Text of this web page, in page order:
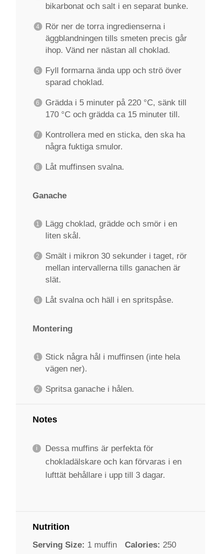
bikarbonat och salt i en separat bunke.
Rör ner de torra ingredienserna i
äggblandningen tills smeten precis går
ihop. Vänd ner nästan all choklad.
Fyll formarna ända upp och strö över
sparad choklad.
Grädda i 5 minuter på 220 °C, sänk till
170 °C och grädda ca 15 minuter till.
Kontrollera med en sticka, den ska ha
några fuktiga smulor.
Låt muffinsen svalna.
Ganache
Lägg choklad, grädde och smör i en
liten skål.
Smält i mikron 30 sekunder i taget, rör
mellan intervallerna tills ganachen är
slät.
Låt svalna och häll i en spritspåse.
Montering
Stick några hål i muffinsen (inte hela
vägen ner).
Spritsa ganache i hålen.
Notes
Dessa muffins är perfekta för
chokladälskare och kan förvaras i en
lufttät behållare i upp till 3 dagar.
Nutrition
Serving Size: 1 muffin Calories: 250